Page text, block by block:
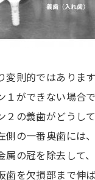
変則的ではあります
１ができない場合で
２の義歯がどうし
側の一番奥歯には
属の冠を除去して
歯を欠損部まで伸